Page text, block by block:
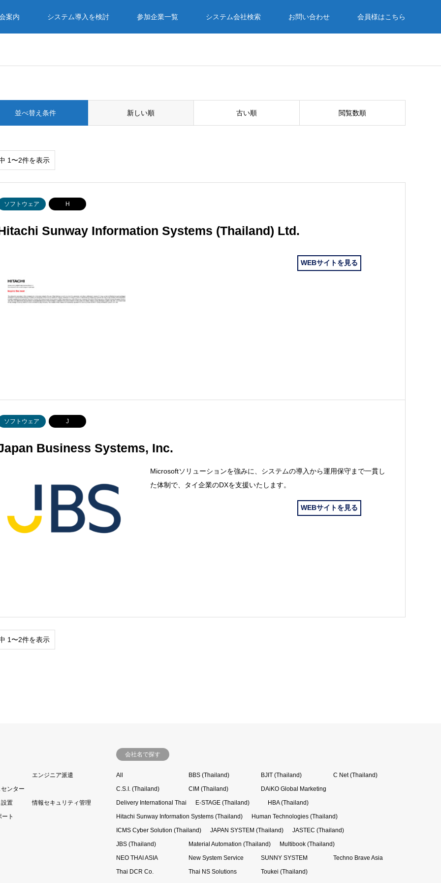
案内 システム導入を検討 参加企業一覧 システム会社検索 お問い合わせ 会員様はこちら
並べ替え条件 新しい順 古い順 閲覧数順
1〜2件を表示
ソフトウェア H
Sunway Information Systems (Thailand) Ltd.
WEBサイトを見る
ソフトウェア J
Business Systems, Inc.
Microsoftソリューションを強みに、システムの導入から運用保守まで一貫し
た体制で、タイ企業のDXを支援いたします。
WEBサイトを見る
1〜2件を表示
エンジニア派遣
ンター
置
情報セキュリティ管理
ト
会社名で探す
All BBS (Thailand) BJIT (Thailand)
C Net (Thailand)
C.S.I. (Thailand)
CIM (Thailand)
DAiKO Global Marketing
Delivery International Thai
E-STAGE (Thailand)
HBA (Thailand)
Hitachi Sunway Information Systems (Thailand)
Human Technologies (Thailand)
ICMS Cyber Solution (Thailand)
JAPAN SYSTEM (Thailand)
JASTEC (Thailand)
JBS (Thailand)
Material Automation (Thailand)
Multibook (Thailand)
NEO THAI ASIA
New System Service SUNNY SYSTEM
Techno Brave Asia
Thai DCR Co.
Thai NS Solutions
Toukei (Thailand)